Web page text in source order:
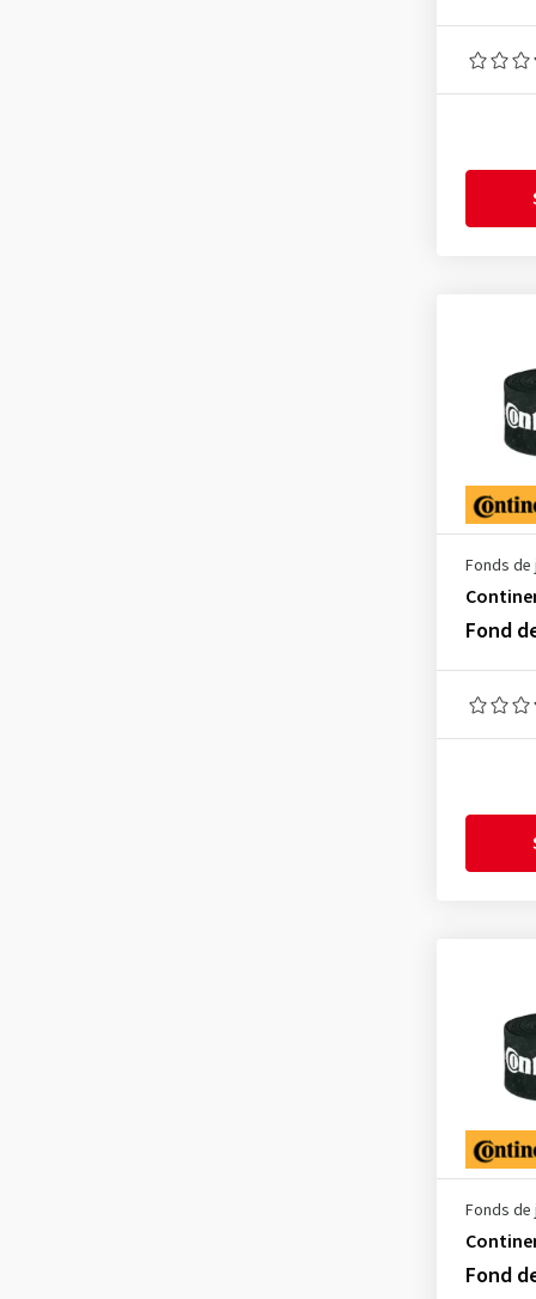
Fonds de
Fond
Fonds de
Fond